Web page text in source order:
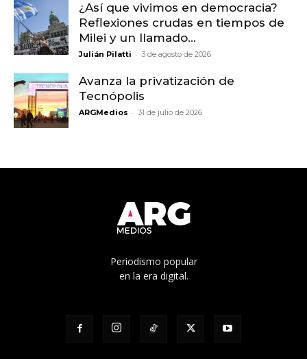
¿Así que vivimos en democracia?
Reflexiones crudas en tiempos de
Milei y un llamado...
Julián Pilatti - 3 de agosto de 2026
Avanza la privatización de
Tecnópolis
ARGMedios - 31 de julio de 2026
Periodismo popular
en la era digital.